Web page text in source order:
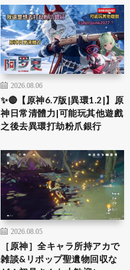
2026.08.06
✨🔴【原神6.7版|異環1.2|】原
神日常清體力|可能玩其他遊戲
之後去異環打劫粉爪銀行
2026.08.05
［原神］全キャラ所持アカで
雑談&リポップ聖遺物回収な